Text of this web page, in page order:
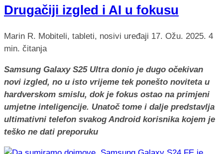
Drugačiji izgled i AI u fokusu
Marin R. Mobiteli, tableti, nosivi uređaji 17. Ožu. 2025. 4
min. čitanja
Samsung Galaxy S25 Ultra donio je dugo očekivan
novi izgled, no u isto vrijeme tek ponešto noviteta u
hardverskom smislu, dok je fokus ostao na primjeni
umjetne inteligencije. Unatoč tome i dalje predstavlja
ultimativni telefon svakog Android korisnika kojem je
teško ne dati preporuku